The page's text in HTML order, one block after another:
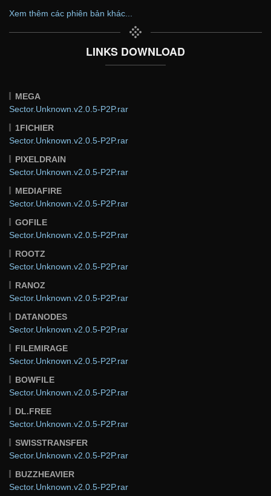
Xem thêm các phiên bản khác...
LINKS DOWNLOAD
MEGA
Sector.Unknown.v2.0.5-P2P.rar
1FICHIER
Sector.Unknown.v2.0.5-P2P.rar
PIXELDRAIN
Sector.Unknown.v2.0.5-P2P.rar
MEDIAFIRE
Sector.Unknown.v2.0.5-P2P.rar
GOFILE
Sector.Unknown.v2.0.5-P2P.rar
ROOTZ
Sector.Unknown.v2.0.5-P2P.rar
RANOZ
Sector.Unknown.v2.0.5-P2P.rar
DATANODES
Sector.Unknown.v2.0.5-P2P.rar
FILEMIRAGE
Sector.Unknown.v2.0.5-P2P.rar
BOWFILE
Sector.Unknown.v2.0.5-P2P.rar
DL.FREE
Sector.Unknown.v2.0.5-P2P.rar
SWISSTRANSFER
Sector.Unknown.v2.0.5-P2P.rar
BUZZHEAVIER
Sector.Unknown.v2.0.5-P2P.rar